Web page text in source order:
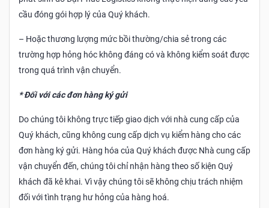
cầu đóng gói hợp lý của Quý khách.
– Hoặc thương lượng mức bồi thường/chia sẻ trong các
trường hợp hỏng hóc không đáng có và không kiểm soát được
trong quá trình vận chuyển.
* Đối với các đơn hàng ký gửi
Do chúng tôi không trực tiếp giao dịch với nhà cung cấp của
Quý khách, cũng không cung cấp dịch vụ kiểm hàng cho các
đơn hàng ký gửi. Hàng hóa của Quý khách được Nhà cung cấp
vận chuyển đến, chúng tôi chỉ nhận hàng theo số kiện Quý
khách đã kê khai. Vì vậy chúng tôi sẽ không chịu trách nhiệm
đối với tình trạng hư hỏng của hàng hoá.